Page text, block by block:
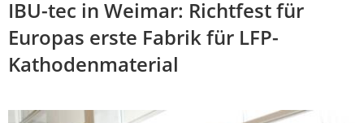
IBU-tec in Weimar: Richtfest für
Europas erste Fabrik für LFP-
Kathodenmaterial